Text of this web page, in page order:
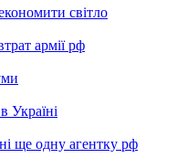
світло
армії рф
Україні
ще одну агентку рф